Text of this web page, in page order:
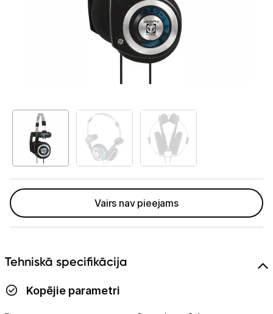
TV iekārtas
Spēļu konsoles
Soundbars
Akustiskās sistēmas
Austiņas
Skaļruņi
Bezvadu skaļruņi
Vinila plašu atskaņotāji
Studijas skaņas aprīkojums
Vairs nav pieejams
Tehniskā specifikācija
Kopējie parametri